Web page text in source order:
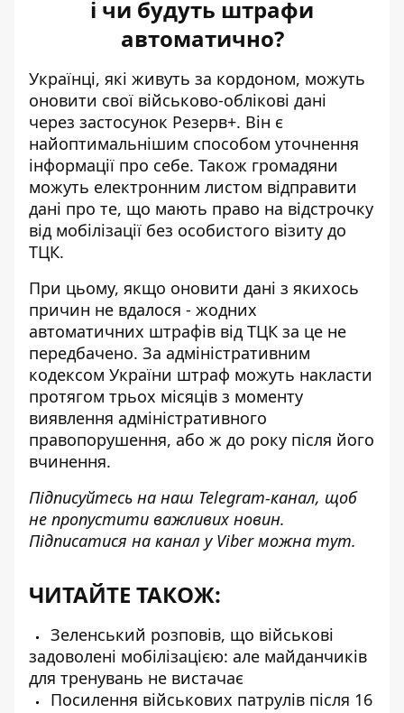
і чи будуть штрафи
автоматично?
Українці, які живуть за кордоном, можуть
оновити свої військово-облікові дані
через застосунок Резерв+. Він є
найоптимальнішим способом уточнення
інформації про себе. Також громадяни
можуть електронним листом відправити
дані про те, що мають право на відстрочку
від мобілізації без особистого візиту до
ТЦК.
При цьому, якщо оновити дані з якихось
причин не вдалося - жодних
автоматичних штрафів від ТЦК за це не
передбачено. За адміністративним
кодексом України штраф можуть накласти
протягом трьох місяців з моменту
виявлення адміністративного
правопорушення, або ж до року після його
вчинення.
Підписуйтесь на наш Telegram-канал, щоб
не пропустити важливих новин.
Підписатися на канал у Viber можна тут.
ЧИТАЙТЕ ТАКОЖ:
Зеленський розповів, що військові
задоволені мобілізацією: але майданчиків
для тренувань не вистачає
Посилення військових патрулів після 16